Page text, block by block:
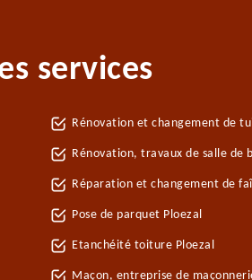
services
Rénovation et changement de
Rénovation, travaux de salle de
Réparation et changement de
Pose de parquet Ploezal
Etanchéité toiture Ploezal
Maçon, entreprise de